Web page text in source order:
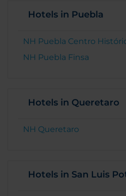
Hotels in Puebla
NH Puebla Centro
NH Puebla Finsa
Hotels in Queretaro
NH Queretaro
Hotels in San Luis